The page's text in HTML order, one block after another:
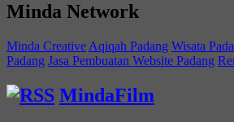
Minda Network
Minda Creative Aqiqah Padang Wisata
Padang Jasa Pembuatan Website Padang
MindaFilm